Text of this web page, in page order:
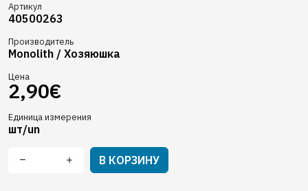
Артикул
40500263
Производитель
Monolith / Хозяюшка
Цена
2,90€
Единица измерения
шт/un
В КОРЗИНУ